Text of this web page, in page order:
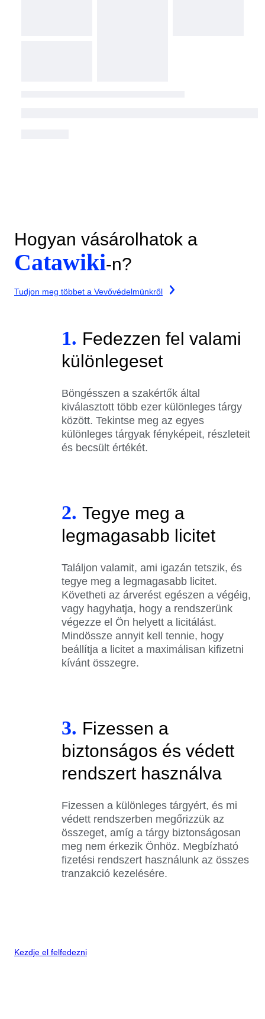
Hogyan vásárolhatok a
Catawiki-n?
Tudjon meg többet a Vevővédelmünkről
1. Fedezzen fel valami
különlegeset
Böngésszen a szakértők által
kiválasztott több ezer különleges tárgy
között. Tekintse meg az egyes
különleges tárgyak fényképeit, részleteit
és becsült értékét.
2. Tegye meg a
legmagasabb licitet
Találjon valamit, ami igazán tetszik, és
tegye meg a legmagasabb licitet.
Követheti az árverést egészen a végéig,
vagy hagyhatja, hogy a rendszerünk
végezze el Ön helyett a licitálást.
Mindössze annyit kell tennie, hogy
beállítja a licitet a maximálisan kifizetni
kívánt összegre.
3. Fizessen a
biztonságos és védett
rendszert használva
Fizessen a különleges tárgyért, és mi
védett rendszerben megőrizzük az
összeget, amíg a tárgy biztonságosan
meg nem érkezik Önhöz. Megbízható
fizetési rendszert használunk az összes
tranzakció kezelésére.
Kezdje el felfedezni